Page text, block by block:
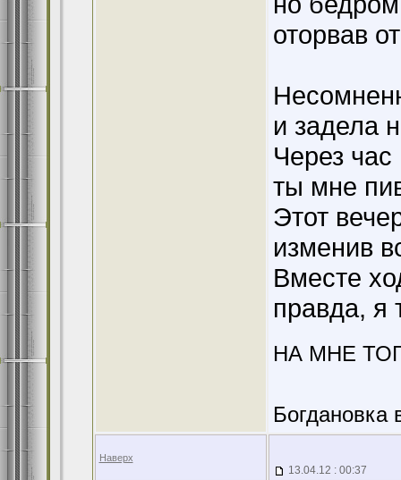
оторвав
и задела
Через
ты мне
Этот
изменив
Вместе
правда, я
НА МНЕ
Наверх
13.04.12 : 00:37